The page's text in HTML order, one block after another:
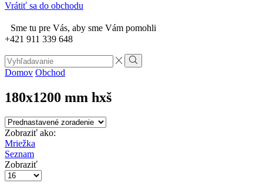
Vrátiť sa do obchodu
Sme tu pre Vás, aby sme Vám pomohli
+421 911 339 648
Search
input
Vyhľadávanie
Domov Obchod
180x1200 mm hxš
Zobraziť ako:
Mriežka
Seznam
Zobraziť
Počet